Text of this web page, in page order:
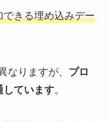
きる埋め込みデー
なりますが、 プロ
しています。